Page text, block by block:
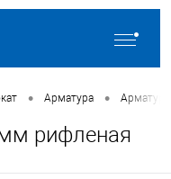
• Арматура •
рифленая